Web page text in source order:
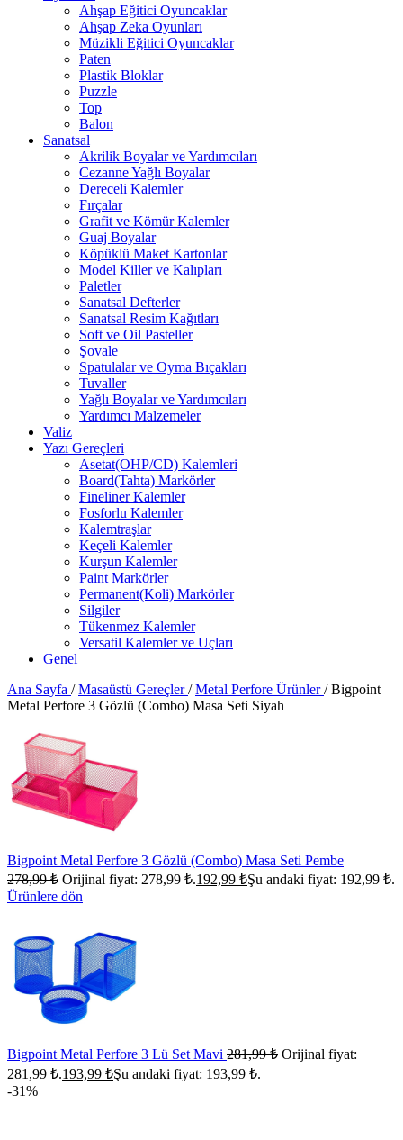
Ahşap Eğitici Oyuncaklar
Ahşap Zeka Oyunları
Müzikli Eğitici Oyuncaklar
Paten
Plastik Bloklar
Puzzle
Top
Balon
Sanatsal
Akrilik Boyalar ve Yardımcıları
Cezanne Yağlı Boyalar
Dereceli Kalemler
Fırçalar
Grafit ve Kömür Kalemler
Guaj Boyalar
Köpüklü Maket Kartonlar
Model Killer ve Kalıpları
Paletler
Sanatsal Defterler
Sanatsal Resim Kağıtları
Soft ve Oil Pasteller
Şovale
Spatulalar ve Oyma Bıçakları
Tuvaller
Yağlı Boyalar ve Yardımcıları
Yardımcı Malzemeler
Valiz
Yazı Gereçleri
Asetat(OHP/CD) Kalemleri
Board(Tahta) Markörler
Fineliner Kalemler
Fosforlu Kalemler
Kalemtraşlar
Keçeli Kalemler
Kurşun Kalemler
Paint Markörler
Permanent(Koli) Markörler
Silgiler
Tükenmez Kalemler
Versatil Kalemler ve Uçları
Genel
Ana Sayfa / Masaüstü Gereçler/ Metal Perfore Ürünler/ Bigpoint
Metal Perfore 3 Gözlü (Combo) Masa Seti Siyah
Bigpoint Metal Perfore 3 Gözlü (Combo) Masa Seti Pembe
278,99₺ Orijinal fiyat: 278,99 ₺.192,99 ₺Şu andaki fiyat: 192,99 ₺.
Ürünlere dön
Bigpoint Metal Perfore 3 Lü Set Mavi 281,99₺ Orijinal fiyat:
281,99 ₺.193,99 ₺Şu andaki fiyat: 193,99 ₺.
-31%